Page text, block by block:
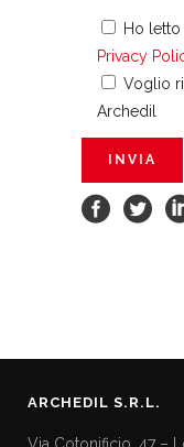
Ho
Privacy
Voglio
Archedil
ARCHEDIL S.R.L.